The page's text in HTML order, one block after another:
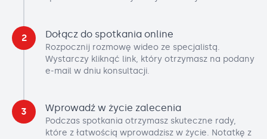
2 Dołącz do spotkania online
Rozpocznij rozmowę wideo ze specjalistą.
Wystarczy kliknąć link, który otrzymasz na podany
e-mail w dniu konsultacji.
3 Wprowadź w życie zalecenia
Podczas spotkania otrzymasz skuteczne rady,
które z łatwością wprowadzisz w życie. Notatkę z